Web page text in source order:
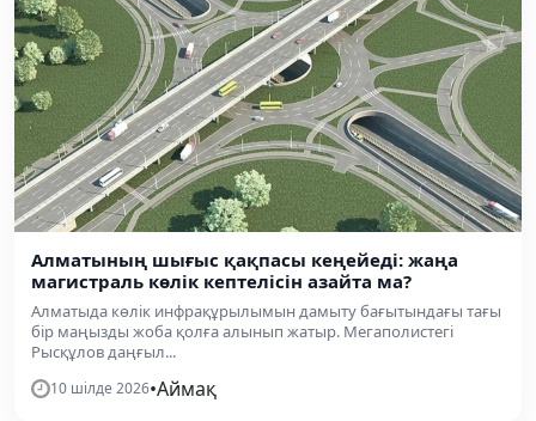
Алматының шығыс қақпасы кеңейеді: жаңа
магистраль көлік кептелісін азайта ма?
Алматыда көлік инфрақұрылымын дамыту бағытындағы тағы
бір маңызды жоба қолға алынып жатыр. Мегаполистегі
Рысқұлов даңғыл...
10 шілде 2026•Аймақ